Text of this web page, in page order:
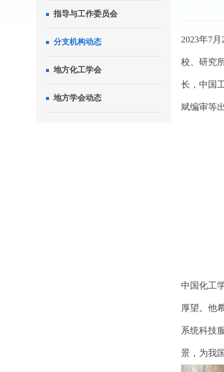
指导与工作委员会
分支机构动态
地方化工学会
地方学会动态
2023年7
校、研究
长，中国
斌编审等
中国化工
厚望。他
系统科技
景，为我